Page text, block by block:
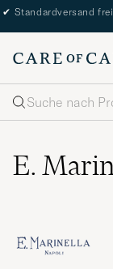
✔ Standardversand
Suche
E.